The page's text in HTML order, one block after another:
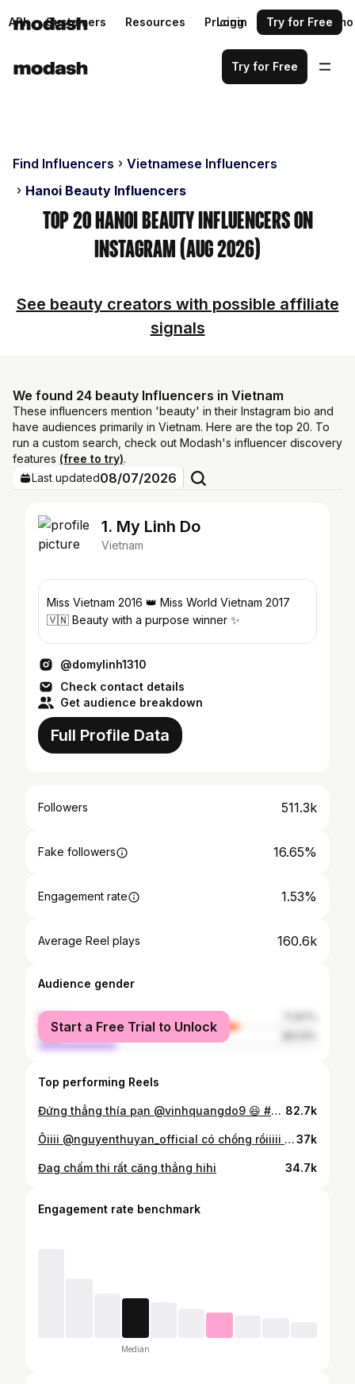
API Customers Resources Pricing Request a demo
Login Try for Free
Try for Free
Find Influencers
Vietnamese Influencers
Hanoi Beauty Influencers
Top 20 Hanoi Beauty Influencers on
Instagram (Aug 2026)
See beauty creators with possible affiliate
signals
We found 24 beauty Influencers in Vietnam
These influencers mention 'beauty' in their Instagram bio and
have audiences primarily in Vietnam. Here are the top 20. To
run a custom search, check out Modash's influencer discovery
features (free to try).
Last updated08/07/2026
1. My Linh Do
Vietnam
Miss Vietnam 2016 👑 Miss World Vietnam 2017
🇻🇳 Beauty with a purpose winner ✨
@domylinh1310
Check contact details
Get audience breakdown
Full Profile Data
Followers 511.3k
Fake followers 16.65%
Engagement rate 1.53%
Average Reel plays 160.6k
Audience gender
female
male
Start a Free Trial to Unlock
Top performing Reels
Đứng thẳng thía pạn @vinhquangdo9 😆 #mung1 #hpny2023 82.7k
Ôiiii @nguyenthuyan_official có chồng rồiiiii 🌸🌸🌸37k
Đag chấm thi rất căng thẳng hihi 34.7k
Engagement rate benchmark
Median